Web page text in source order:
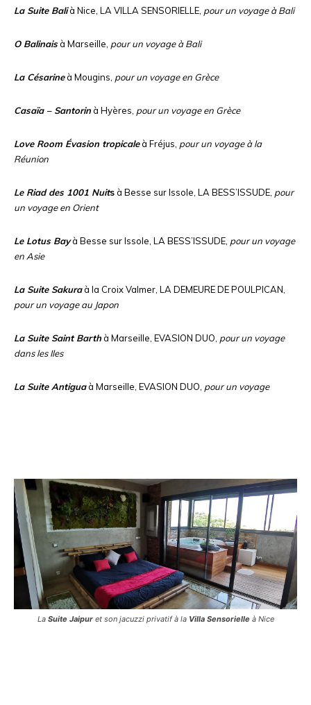
La Suite Balià Nice, LA VILLA SENSORIELLE, pour un voyage à Bali
O Balinaisà Marseille, pour un voyage à Bali
La Césarineà Mougins, pour un voyage en Grèce
Casaïa – Santorinà Hyères, pour un voyage en Grèce
Love Room Évasion tropicaleà Fréjus, pour un voyage à la
Réunion
Le Riad des 1001 Nuitsà Besse sur Issole, LA BESS’ISSUDE, pour
un voyage en Orient
Le Lotus Bayà Besse sur Issole, LA BESS’ISSUDE, pour un voyage
en Asie
La Suite Sakuraà la Croix Valmer, LA DEMEURE DE POULPICAN,
pour un voyage au Japon
La Suite Saint Barthà Marseille, EVASION DUO, pour un voyage
dans les Iles
La Suite Antiguaà Marseille, EVASION DUO, pour un voyage
La Suite Jaipuret son jacuzzi privatif à la Villa Sensorielleà Nice